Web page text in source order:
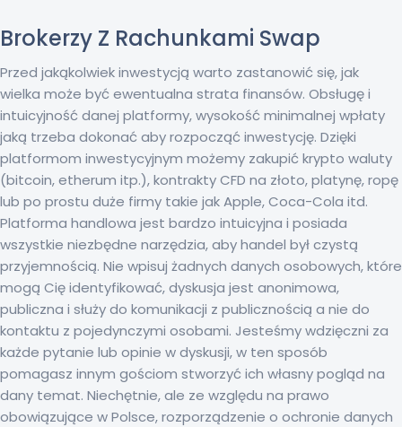
Brokerzy Z Rachunkami Swap
Przed jakąkolwiek inwestycją warto zastanowić się, jak
wielka może być ewentualna strata finansów. Obsługę i
intuicyjność danej platformy, wysokość minimalnej wpłaty
jaką trzeba dokonać aby rozpocząć inwestycję. Dzięki
platformom inwestycyjnym możemy zakupić krypto waluty
(bitcoin, etherum itp.), kontrakty CFD na złoto, platynę, ropę
lub po prostu duże firmy takie jak Apple, Coca-Cola itd.
Platforma handlowa jest bardzo intuicyjna i posiada
wszystkie niezbędne narzędzia, aby handel był czystą
przyjemnością. Nie wpisuj żadnych danych osobowych, które
mogą Cię identyfikować, dyskusja jest anonimowa,
publiczna i służy do komunikacji z publicznością a nie do
kontaktu z pojedynczymi osobami. Jesteśmy wdzięczni za
każde pytanie lub opinie w dyskusji, w ten sposób
pomagasz innym gościom stworzyć ich własny pogląd na
dany temat. Niechętnie, ale ze względu na prawo
obowiązujące w Polsce, rozporządzenie o ochronie danych